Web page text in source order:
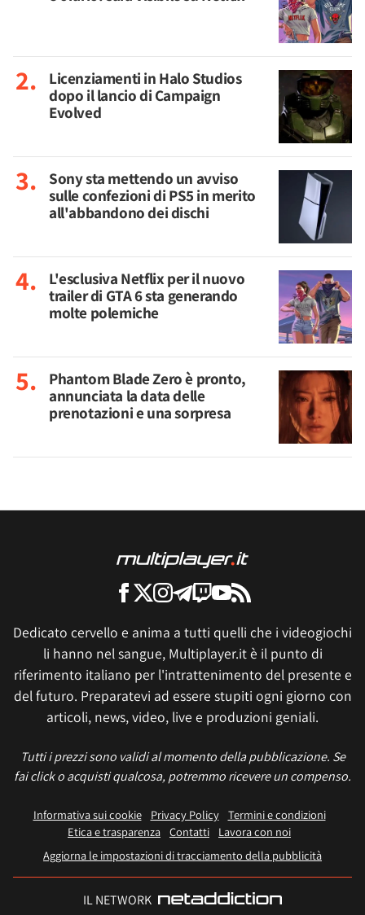
Licenziamenti in Halo Studios
dopo il lancio di Campaign
Evolved
Sony sta mettendo un avviso
sulle confezioni di PS5 in merito
all'abbandono dei dischi
L'esclusiva Netflix per il nuovo
trailer di GTA 6 sta generando
molte polemiche
Phantom Blade Zero è pronto,
annunciata la data delle
prenotazioni e una sorpresa
Dedicato cervello e anima a tutti quelli che i videogiochi
li hanno nel sangue, Multiplayer.it è il punto di
riferimento italiano per l'intrattenimento del presente e
del futuro. Preparatevi ad essere stupiti ogni giorno con
articoli, news, video, live e produzioni geniali.
Tutti i prezzi sono validi al momento della pubblicazione. Se
fai click o acquisti qualcosa, potremmo ricevere un compenso.
Informativa sui cookie Privacy Policy
Termini e condizioni
Etica e trasparenza Contatti
Lavora con noi
Aggiorna le impostazioni di tracciamento della pubblicità
IL NETWORK